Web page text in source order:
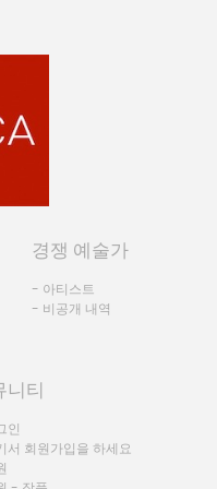
경쟁 예술가
- 아티스트
- 비공개 내역
니티
인
서 회원가입을 하세요